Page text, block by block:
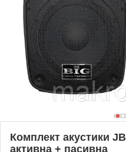
Комплект акустики
активна + пасивна